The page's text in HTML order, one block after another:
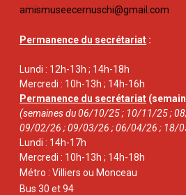
amismuseecernuschi@gmail.com
Permanence du secrétariat :
Lundi : 12h-13h ; 14h-18h
Mercredi : 10h-13h ; 14h-16h
Permanence du secrétariat
(semaines du 06/10/25 ; 10/11/25 ;
09/02/26 ; 09/03/26 ; 06/04/26 ; 18/
Lundi : 14h-17h
Mercredi : 10h-13h ; 14h-18h
Métro : Villiers ou Monceau
Bus 30 et 94